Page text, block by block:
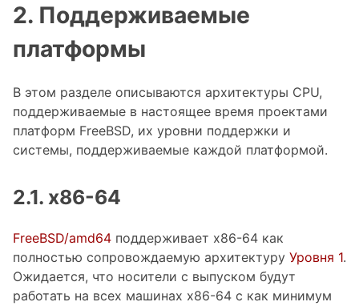
2. Поддерживаемые
платформы
В этом разделе описываются архитектуры CPU,
поддерживаемые в настоящее время проектами
платформ FreeBSD, их уровни поддержки и
системы, поддерживаемые каждой платформой.
2.1. x86-64
FreeBSD/amd64 поддерживает x86-64 как
полностью сопровождаемую архитектуру Уровня 1.
Ожидается, что носители с выпуском будут
работать на всех машинах x86-64 с как минимум